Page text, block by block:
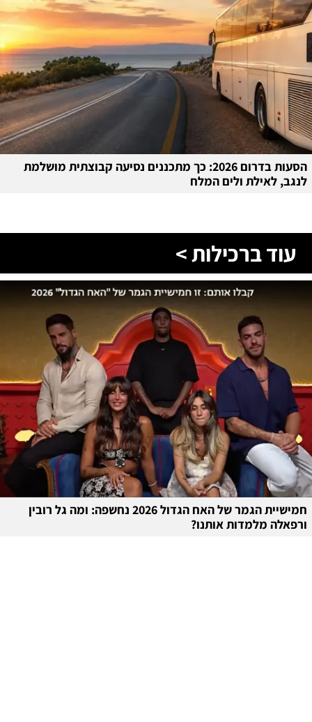
הסעות בדרום 2026: כך מתכננים נסיעה קבוצתית מושלמת
לנגב, לאילת ולים המלח
עוד ברכילות >
חמישיית הגמר של האח הגדול 2026 נחשפה: ומה גל רובין
ורפאלה מלמדות אותנו?